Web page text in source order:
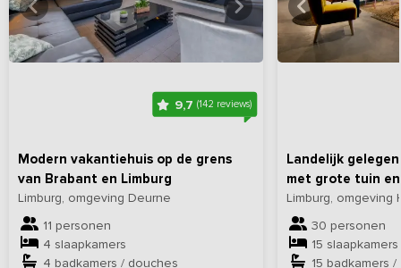
9,7 (142 reviews)
Modern vakantiehuis op de grens
van Brabant en Limburg
Limburg, omgeving Deurne
11 personen
4 slaapkamers
4 badkamers / douches
Bekijkhieralle foto's
Landelijk
met grote tuin
Limburg, omgeving
30 personen
15 slaapkamers
15 badkamers
Bekijk